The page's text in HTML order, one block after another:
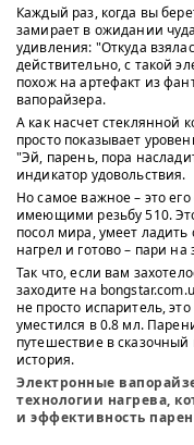
Каждый раз, когда вы
замирает в ожидании
удивления: "Откуда
действительно, с такой
похож на артефакт из
вапорайзера.
А как насчет стеклянной
просто показывает
"Эй, парень, пора
индикатор удовольствия.
Но самое важное – это
имеющими резьбу 510.
посол мира, умеет
нагрел и готово – пари на
Так что, если вам
заходите на
не просто испаритель,
уместился в 0.8 мл.
путешествие в
история.
Электронные
технологии нагрева,
и эффективность